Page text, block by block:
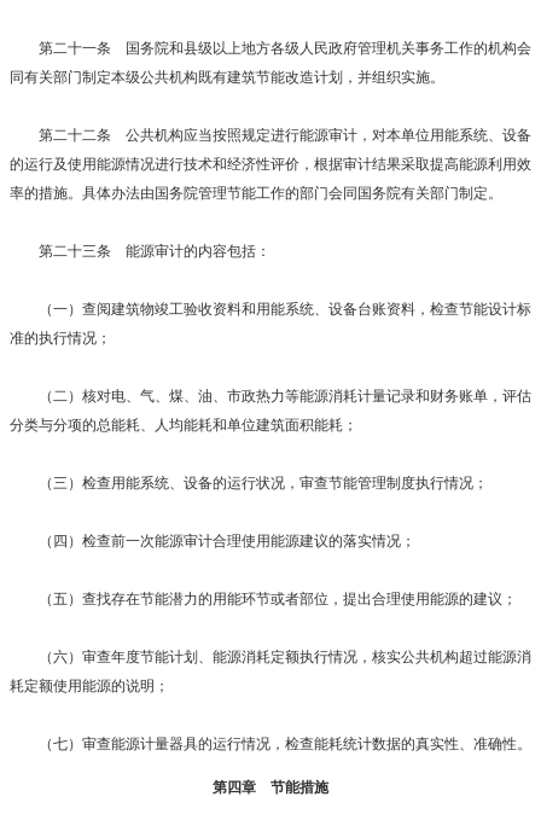
第二十一条 国务院和县级以上地方各级人民政府管理机关事务工作的机构会
同有关部门制定本级公共机构既有建筑节能改造计划，并组织实施。
第二十二条 公共机构应当按照规定进行能源审计，对本单位用能系统、设备
的运行及使用能源情况进行技术和经济性评价，根据审计结果采取提高能源利用效
率的措施。具体办法由国务院管理节能工作的部门会同国务院有关部门制定。
第二十三条 能源审计的内容包括：
（一）查阅建筑物竣工验收资料和用能系统、设备台账资料，检查节能设计标
准的执行情况；
（二）核对电、气、煤、油、市政热力等能源消耗计量记录和财务账单，评估
分类与分项的总能耗、人均能耗和单位建筑面积能耗；
（三）检查用能系统、设备的运行状况，审查节能管理制度执行情况；
（四）检查前一次能源审计合理使用能源建议的落实情况；
（五）查找存在节能潜力的用能环节或者部位，提出合理使用能源的建议；
（六）审查年度节能计划、能源消耗定额执行情况，核实公共机构超过能源消
耗定额使用能源的说明；
（七）审查能源计量器具的运行情况，检查能耗统计数据的真实性、准确性。
第四章 节能措施